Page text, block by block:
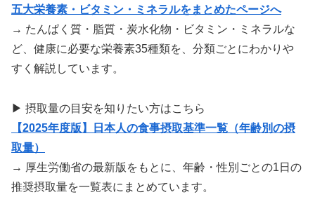
五大栄養素・ビタミン・ミネラルをまとめたページへ
→ たんぱく質・脂質・炭水化物・ビタミン・ミネラルな
ど、健康に必要な栄養素35種類を、分類ごとにわかりや
すく解説しています。
▶ 摂取量の目安を知りたい方はこちら
【2025年度版】日本人の食事摂取基準一覧（年齢別の摂
取量）
→ 厚生労働省の最新版をもとに、年齢・性別ごとの1日の
推奨摂取量を一覧表にまとめています。